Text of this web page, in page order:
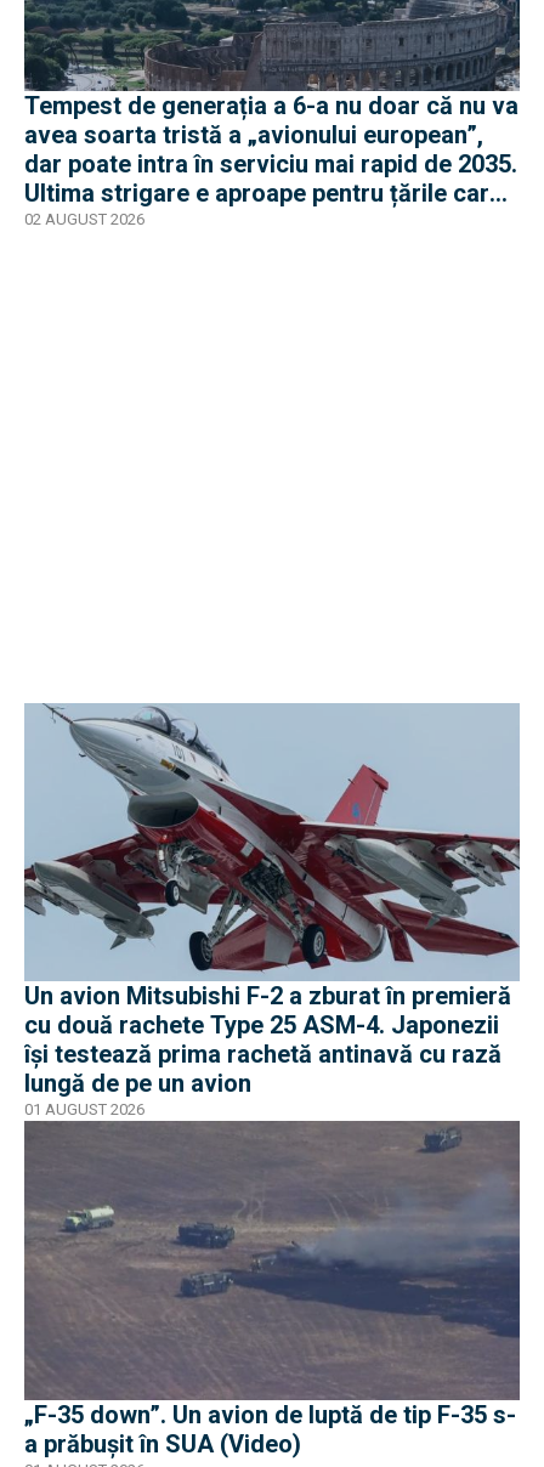
Tempest de generația a 6-a nu doar că nu va
avea soarta tristă a „avionului european”,
dar poate intra în serviciu mai rapid de 2035.
Ultima strigare e aproape pentru țările care
vor în program
02 AUGUST 2026
Un avion Mitsubishi F-2 a zburat în premieră
cu două rachete Type 25 ASM-4. Japonezii
își testează prima rachetă antinavă cu rază
lungă de pe un avion
01 AUGUST 2026
„F-35 down”. Un avion de luptă de tip F-35 s-
a prăbușit în SUA (Video)